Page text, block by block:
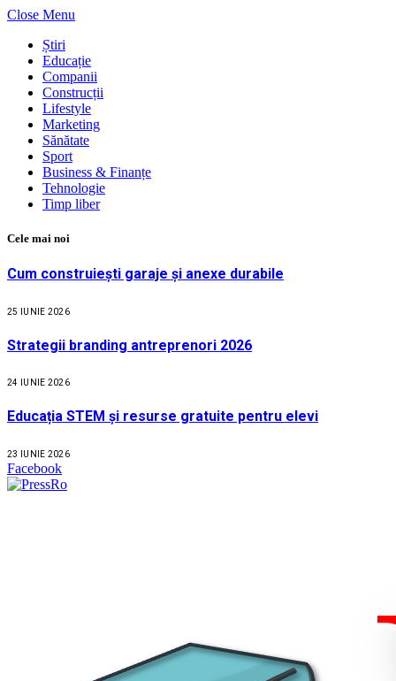
Close Menu
Știri
Educație
Companii
Construcții
Lifestyle
Marketing
Sănătate
Sport
Business & Finanțe
Tehnologie
Timp liber
Cele mai noi
Cum construiești garaje și anexe durabile
25 IUNIE 2026
Strategii branding antreprenori 2026
24 IUNIE 2026
Educația STEM și resurse gratuite pentru elevi
23 IUNIE 2026
Facebook